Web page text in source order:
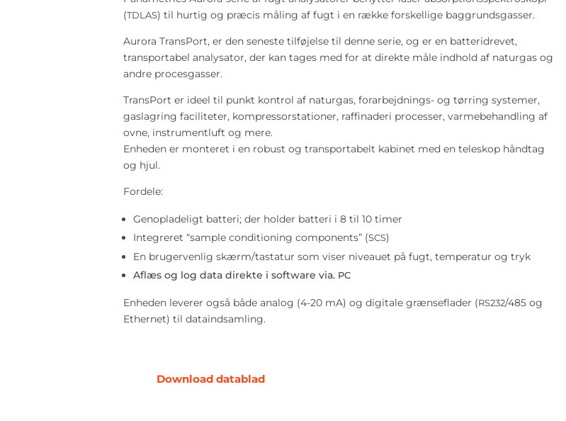
(TDLAS) til hurtig og præcis måling af fugt i en række forskellige baggrundsgasser.
Aurora TransPort, er den seneste tilføjelsetil denne serie, og er en batteridrevet,
transportabel analysator, der kan tages med for at direkte måle indhold af naturgas og
andre procesgasser.
TransPort er ideel til punkt kontrol af naturgas, forarbejdnings- og tørring systemer,
gaslagring faciliteter, kompressorstationer, raffinaderi processer, varmebehandling af
ovne, instrumentluft og mere.
Enheden er monteret i en robust og transportabelt kabinet med en teleskop håndtag
og hjul.
Fordele:
Genopladeligt batteri; der holder batteri i 8 til 10 timer
Integreret “sample conditioning components” (SCS)
En brugervenlig skærm/tastatur som viser niveauet på fugt, temperatur og tryk
Aflæs og log data direkte i software via. PC
Enheden leverer også både analog (4-20 mA)og digitale grænseflader (RS232/485 og
Ethernet) til dataindsamling.
Download datablad